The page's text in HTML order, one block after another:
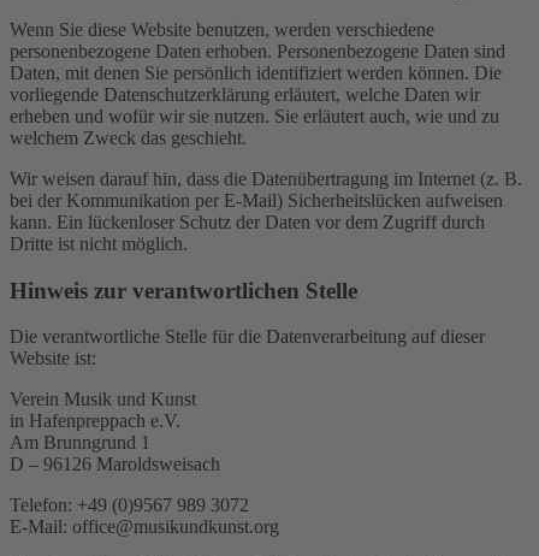
Wenn Sie diese Website benutzen, werden verschiedene
personenbezogene Daten erhoben. Personenbezogene Daten sind
Daten, mit denen Sie persönlich identifiziert werden können. Die
vorliegende Datenschutzerklärung erläutert, welche Daten wir
erheben und wofür wir sie nutzen. Sie erläutert auch, wie und zu
welchem Zweck das geschieht.
Wir weisen darauf hin, dass die Datenübertragung im Internet (z. B.
bei der Kommunikation per E-Mail) Sicherheitslücken aufweisen
kann. Ein lückenloser Schutz der Daten vor dem Zugriff durch
Dritte ist nicht möglich.
Hinweis zur verantwortlichen Stelle
Die verantwortliche Stelle für die Datenverarbeitung auf dieser
Website ist:
Verein Musik und Kunst
in Hafenpreppach e.V.
Am Brunngrund 1
D – 96126 Maroldsweisach
Telefon: +49 (0)9567 989 3072
E-Mail: office@musikundkunst.org